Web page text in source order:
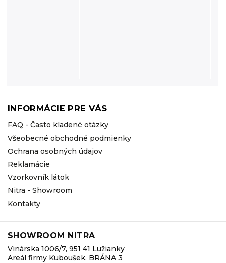
INFORMÁCIE PRE VÁS
FAQ - Často kladené otázky
Všeobecné obchodné podmienky
Ochrana osobných údajov
Reklamácie
Vzorkovník látok
Nitra - Showroom
Kontakty
SHOWROOM NITRA
Vinárska 1006/7, 951 41 Lužianky
Areál firmy Kuboušek, BRÁNA 3